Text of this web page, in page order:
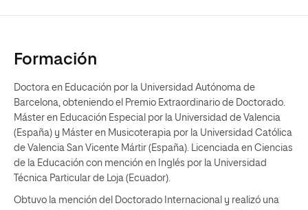
Formación
Doctora en Educación por la Universidad Autónoma de
Barcelona, obteniendo el Premio Extraordinario de Doctorado.
Máster en Educación Especial por la Universidad de Valencia
(España) y Máster en Musicoterapia por la Universidad Católica
de Valencia San Vicente Mártir (España). Licenciada en Ciencias
de la Educación con mención en Inglés por la Universidad
Técnica Particular de Loja (Ecuador).
Obtuvo la mención del Doctorado Internacional y realizó una